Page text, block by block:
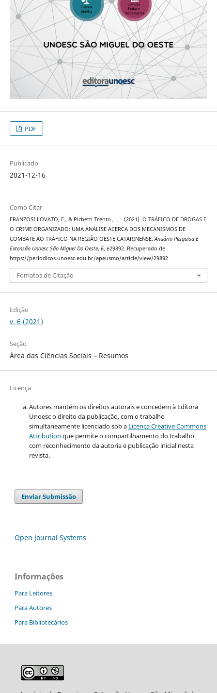
PDF
Publicado
2021-12-16
Como Citar
FRANZOSI LOVATO, E., & Pichetti Trento , L. . (2021). O TRÁFICO DE DROGAS E
O CRIME ORGANIZADO: UMA ANÁLISE ACERCA DOS MECANISMOS DE
COMBATE AO TRÁFICO NA REGIÃO OESTE CATARINENSE.Anuário Pesquisa E
Extensão Unoesc São Miguel Do Oeste, 6, e29892. Recuperado de
https://periodicos.unoesc.edu.br/apeusmo/article/view/29892
Fomatos de Citação
Edição
v. 6 (2021)
Seção
Área das Ciências Sociais – Resumos
Licença
Autores mantém os direitos autorais e concedem à Editora
Unoesc o direito da publicação, com o trabalho
simultaneamente licenciado sob a Licença Creative Commons
Attribution que permite o compartilhamento do trabalho
com reconhecimento da autoria e publicação inicial nesta
revista.
Enviar Submissão
Open Journal Systems
Informações
Para Leitores
Para Autores
Para Bibliotecários